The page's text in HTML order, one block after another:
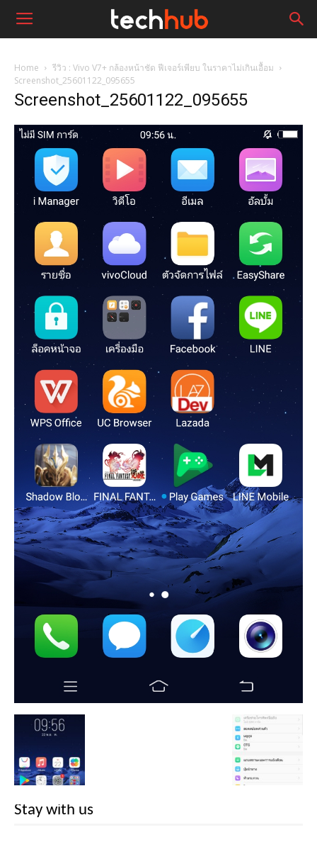
Home
รีวิว : Vivo V7+ กล้องหน้าชัด ฟีเจอร์เพียบ ในราคาไม่เกินเอื้อม
Screenshot_25601122_095655
Screenshot_25601122_095655
Stay with us